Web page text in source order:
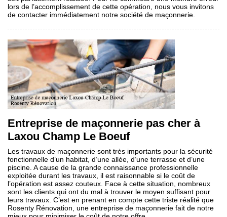
lors de l’accomplissement de cette opération, nous vous invitons
de contacter immédiatement notre société de maçonnerie.
Entreprise de maçonnerie pas cher à
Laxou Champ Le Boeuf
Les travaux de maçonnerie sont très importants pour la sécurité
fonctionnelle d’un habitat, d’une allée, d’une terrasse et d’une
piscine. A cause de la grande connaissance professionnelle
exploitée durant les travaux, il est raisonnable si le coût de
l’opération est assez couteux. Face à cette situation, nombreux
sont les clients qui ont du mal à trouver le moyen suffisant pour
leurs travaux. C’est en prenant en compte cette triste réalité que
Rosenty Rénovation, une entreprise de maçonnerie fait de notre